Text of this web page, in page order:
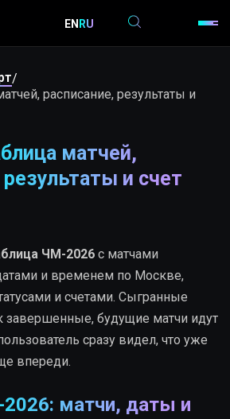
ENRU
/
расписание, результаты и
матчей,
и счет
ЧМ-2026 с матчами
и временем по Москве,
и счетами. Сыгранные
завершенные, будущие матчи идут
сразу видел, что уже
впереди.
матчи, даты и